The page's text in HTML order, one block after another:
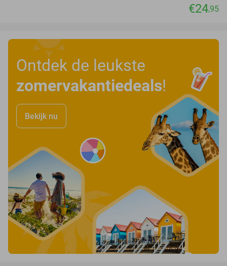
€24,95
Ontdek de leukste
zomervakantiedeals!
Bekijk nu